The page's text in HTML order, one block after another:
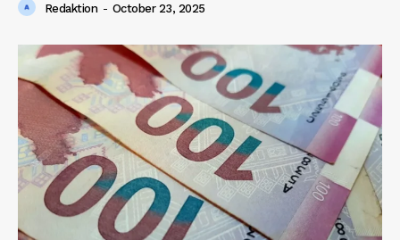
Redaktion - October 23, 2025